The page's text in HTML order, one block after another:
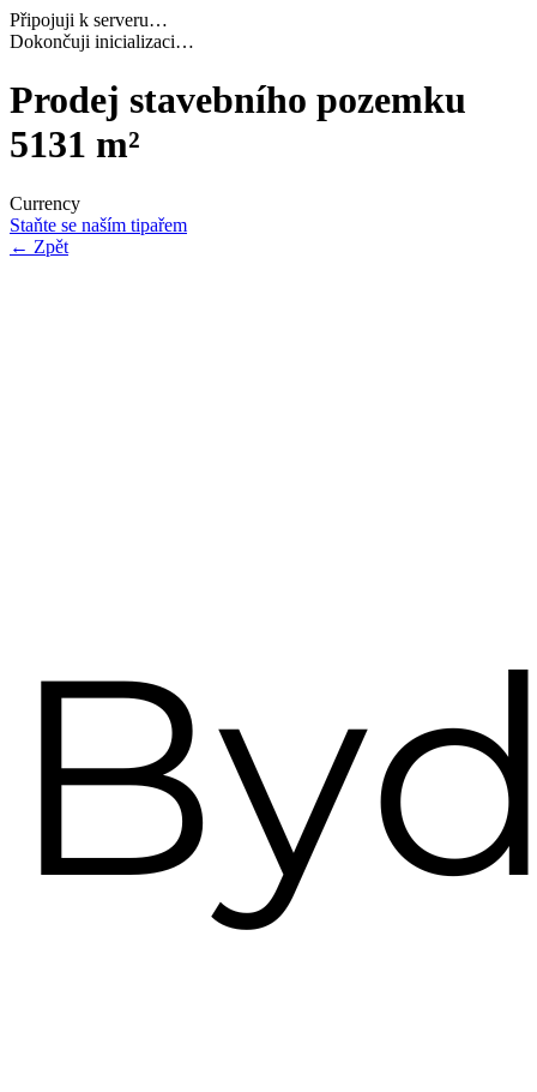
Připojuji k serveru…
Dokončuji inicializaci…
Prodej stavebního pozemku
5131 m²
Currency
Staňte se naším tipařem
← Zpět